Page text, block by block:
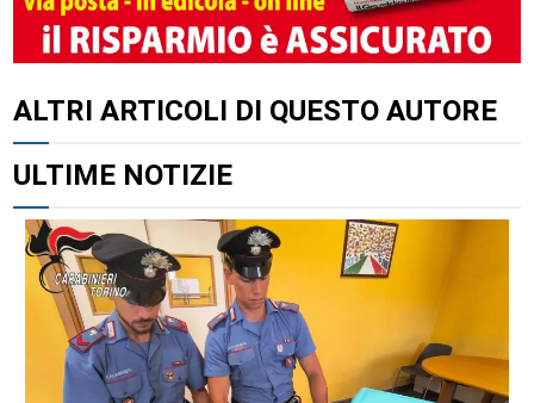
ALTRI ARTICOLI DI QUESTO AUTORE
ULTIME NOTIZIE